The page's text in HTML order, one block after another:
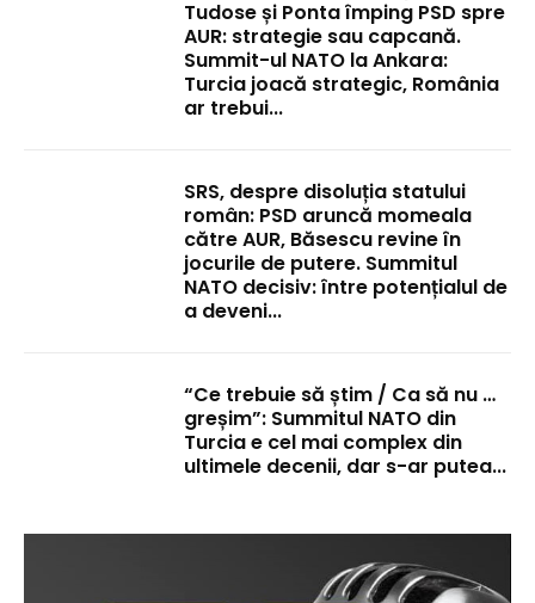
Tudose și Ponta împing PSD spre
AUR: strategie sau capcană.
Summit-ul NATO la Ankara:
Turcia joacă strategic, România
ar trebui...
SRS, despre disoluția statului
român: PSD aruncă momeala
către AUR, Băsescu revine în
jocurile de putere. Summitul
NATO decisiv: între potențialul de
a deveni...
“Ce trebuie să știm / Ca să nu …
greșim”: Summitul NATO din
Turcia e cel mai complex din
ultimele decenii, dar s-ar putea...